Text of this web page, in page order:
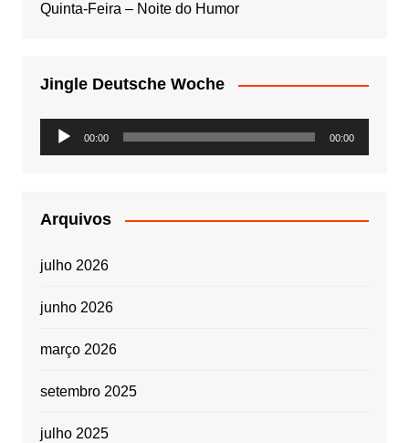
Quinta-Feira – Noite do Humor
Jingle Deutsche Woche
Tocador
de
00:00 00:00
Arquivos
julho 2026
junho 2026
março 2026
setembro 2025
julho 2025